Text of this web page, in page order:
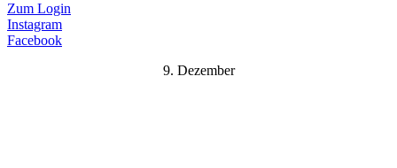
Zum Login
Instagram
Facebook
9. Dezember